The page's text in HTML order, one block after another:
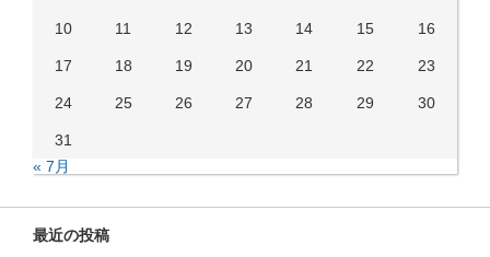
10 11 12 13 14 15 16
17 18 19 20 21 22 23
24 25 26 27 28 29 30
31
« 7月
最近の投稿